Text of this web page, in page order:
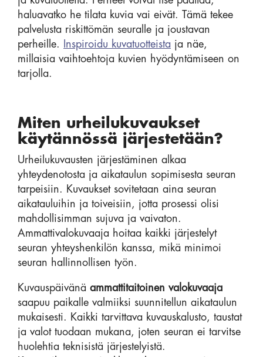
haluavatko he tilata kuvia vai eivät. Tämä tekee
palvelusta riskittömän seuralle ja joustavan
perheille.
Inspiroidu kuvatuotteista ja näe,
millaisia vaihtoehtoja kuvien hyödyntämiseen on
tarjolla.
Miten urheilukuvaukset
käytännössä järjestetään?
Urheilukuvausten järjestäminen alkaa
yhteydenotosta ja aikataulun sopimisesta seuran
tarpeisiin. Kuvaukset sovitetaan aina seuran
aikatauluihin ja toiveisiin, jotta prosessi olisi
mahdollisimman sujuva ja vaivaton.
Ammattivalokuvaaja hoitaa kaikki järjestelyt
seuran yhteyshenkilön kanssa, mikä minimoi
seuran hallinnollisen työn.
Kuvauspäivänä ammattitaitoinen valokuvaaja
saapuu paikalle valmiiksi suunnitellun aikataulun
mukaisesti. Kaikki tarvittava kuvauskalusto, taustat
ja valot tuodaan mukana, joten seuran ei tarvitse
huolehtia teknisistä järjestelyistä.